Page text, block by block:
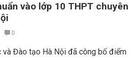
vào lớp 10 THPT chuyên
0
và Đào tạo Hà Nội đã công bố điểm